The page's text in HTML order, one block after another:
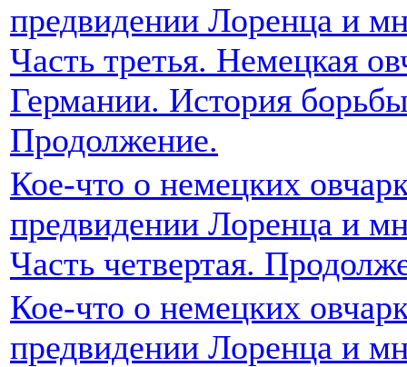
предвидении Лоренца и
Часть третья. Немецкая
Германии. История
Продолжение.
Кое-что о немецких
предвидении Лоренца и
Часть четвертая.
Кое-что о немецких
предвидении Лоренца и